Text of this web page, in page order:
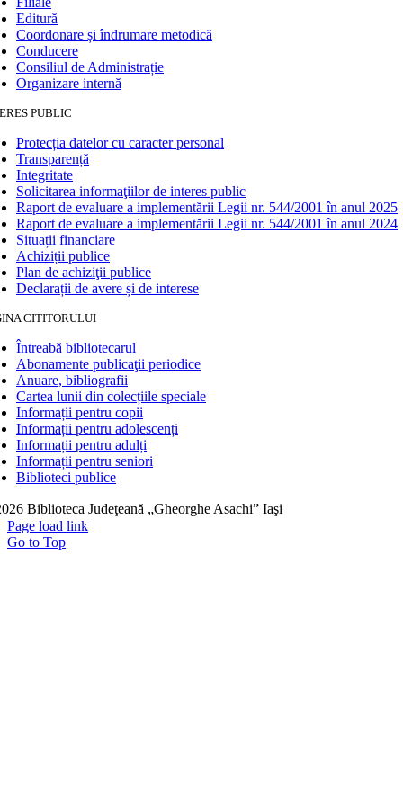
Editură
Coordonare și îndrumare metodică
Conducere
Consiliul de Administrație
Organizare internă
PUBLIC
Protecția datelor cu caracter personal
Transparență
Integritate
Solicitarea informaţiilor de interes public
Raport de evaluare a implementării Legii nr. 544/2001 în anul 2025
Raport de evaluare a implementării Legii nr. 544/2001 în anul 2024
Situații financiare
Achiziții publice
Plan de achiziţii publice
Declarații de avere și de interese
CITITORULUI
Întreabă bibliotecarul
Abonamente publicaţii periodice
Anuare, bibliografii
Cartea lunii din colecțiile speciale
Informații pentru copii
Informații pentru adolescenți
Informații pentru adulți
Informații pentru seniori
Biblioteci publice
Biblioteca Judeţeană „Gheorghe Asachi” Iaşi
Page load link
Go to Top